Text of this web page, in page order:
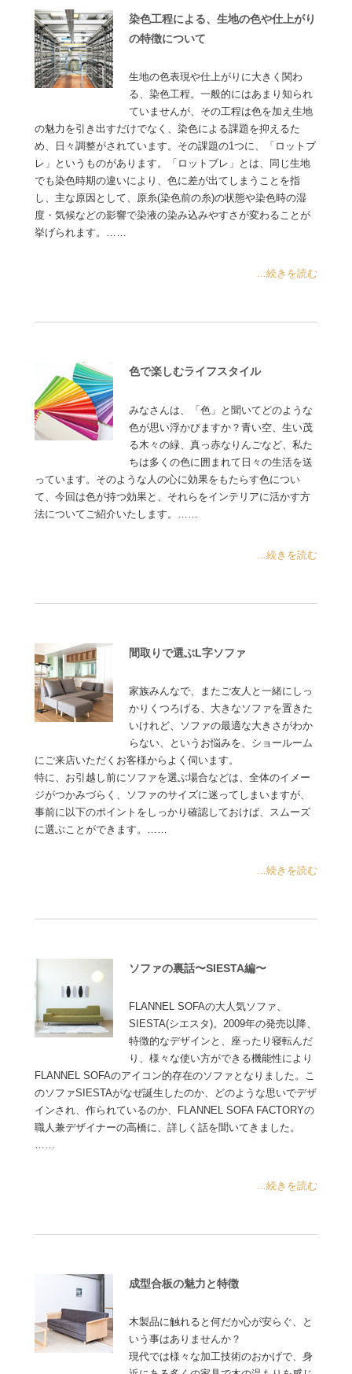
染色工程による、生地の色や仕上がり
の特徴について
生地の色表現や仕上がりに大きく関わ
る、染色工程。一般的にはあまり知られ
ていませんが、その工程は色を加え生地
の魅力を引き出すだけでなく、染色による課題を抑えるた
め、日々調整がされています。その課題の1つに、「ロットブ
レ」というものがあります。「ロットブレ」とは、同じ生地
でも染色時期の違いにより、色に差が出てしまうことを指
し、主な原因として、原糸(染色前の糸)の状態や染色時の湿
度・気候などの影響で染液の染み込みやすさが変わることが
挙げられます。……
...続きを読む
色で楽しむライフスタイル
みなさんは、「色」と聞いてどのような
色が思い浮かびますか？青い空、生い茂
る木々の緑、真っ赤なりんごなど、私た
ちは多くの色に囲まれて日々の生活を送
っています。そのような人の心に効果をもたらす色につい
て、今回は色が持つ効果と、それらをインテリアに活かす方
法についてご紹介いたします。……
...続きを読む
間取りで選ぶL字ソファ
家族みんなで、またご友人と一緒にしっ
かりくつろげる、大きなソファを置きた
いけれど、ソファの最適な大きさがわか
らない、というお悩みを、ショールーム
にご来店いただくお客様からよく伺います。
特に、お引越し前にソファを選ぶ場合などは、全体のイメー
ジがつかみづらく、ソファのサイズに迷ってしまいますが、
事前に以下のポイントをしっかり確認しておけば、スムーズ
に選ぶことができます。……
...続きを読む
ソファの裏話〜SIESTA編〜
FLANNEL SOFAの大人気ソファ、
SIESTA(シエスタ)。2009年の発売以降、
特徴的なデザインと、座ったり寝転んだ
り、様々な使い方ができる機能性により
FLANNEL SOFAのアイコン的存在のソファとなりました。こ
のソファSIESTAがなぜ誕生したのか、どのような思いでデザ
インされ、作られているのか、FLANNEL SOFA FACTORYの
職人兼デザイナーの高橋に、詳しく話を聞いてきました。
……
...続きを読む
成型合板の魅力と特徴
木製品に触れると何だか心が安らぐ、と
いう事はありませんか？
現代では様々な加工技術のおかげで、身